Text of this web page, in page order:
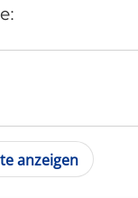
anzeigen